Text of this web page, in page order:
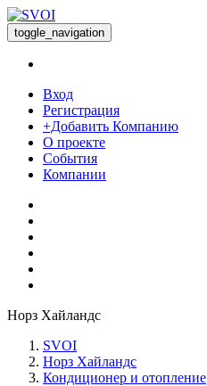
toggle_navigation
Вход
Регистрация
+Добавить Компанию
О проекте
События
Компании
Норз Хайландс
SVOI
Норз Хайландс
Кондиционер и отопление